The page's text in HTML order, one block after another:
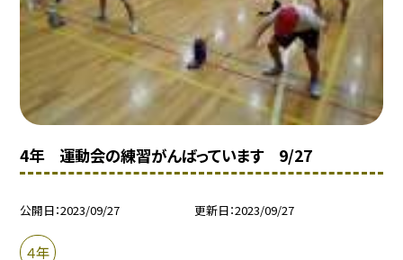
4年 運動会の練習がんばっています 9/27
公開日 2023/09/27 更新日 2023/09/27
４年